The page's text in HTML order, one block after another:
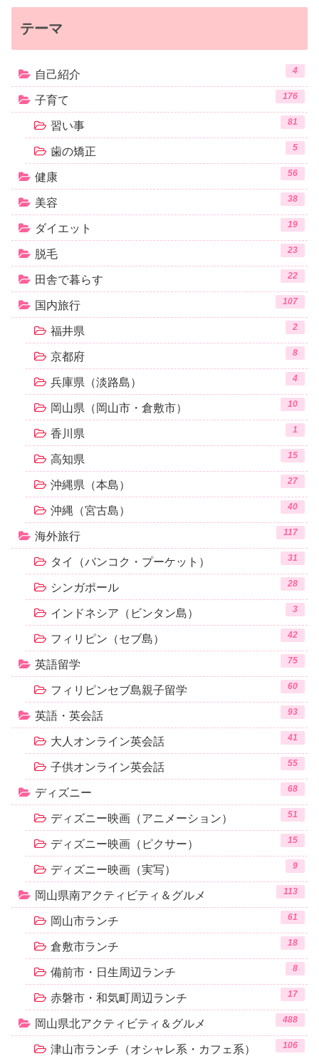
テーマ
自己紹介 4
子育て 176
習い事 81
歯の矯正 5
健康 56
美容 38
ダイエット 19
脱毛 23
田舎で暮らす 22
国内旅行 107
福井県 2
京都府 8
兵庫県（淡路島） 4
岡山県（岡山市・倉敷市） 10
香川県 1
高知県 15
沖縄県（本島） 27
沖縄（宮古島） 40
海外旅行 117
タイ（バンコク・プーケット） 31
シンガポール 28
インドネシア（ビンタン島） 3
フィリピン（セブ島） 42
英語留学 75
フィリピンセブ島親子留学 60
英語・英会話 93
大人オンライン英会話 41
子供オンライン英会話 55
ディズニー 68
ディズニー映画（アニメーション） 51
ディズニー映画（ピクサー） 15
ディズニー映画（実写） 9
岡山県南アクティビティ＆グルメ 113
岡山市ランチ 61
倉敷市ランチ 18
備前市・日生周辺ランチ 8
赤磐市・和気町周辺ランチ 17
岡山県北アクティビティ＆グルメ 488
津山市ランチ（オシャレ系・カフェ系） 106